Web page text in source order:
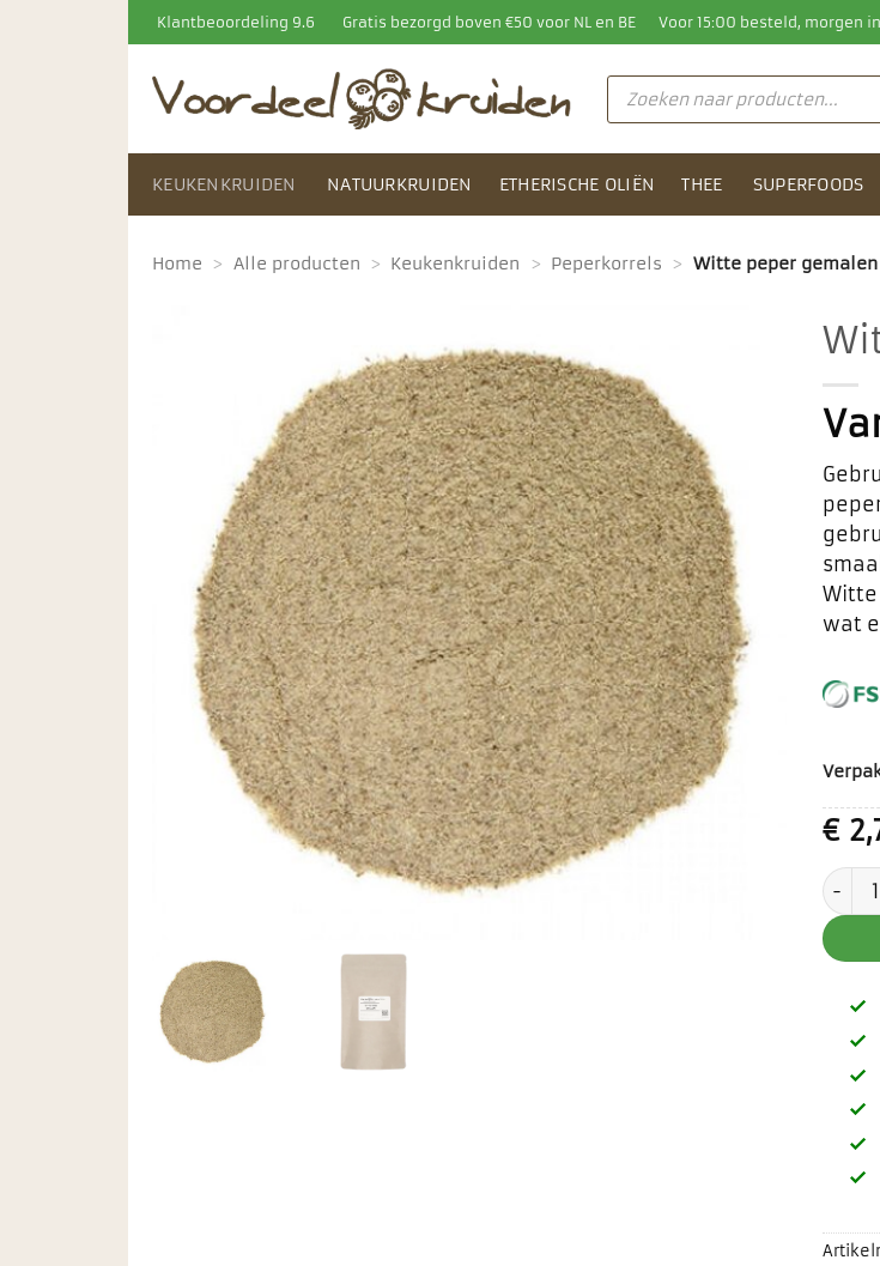
naar
inhoud
Klantbeoordeling 9.6 Gratis bezorgd boven €50 voor NL en BE Voor 15:00 besteld, morgen
Producten
zoeken
KEUKENKRUIDEN NATUURKRUIDEN ETHERISCHE OLIËN THEE SUPERFOODS
Home > Alle producten > Keukenkruiden > Peperkorrels > Witte peper gemalen
favorieten
wat
€
Witte